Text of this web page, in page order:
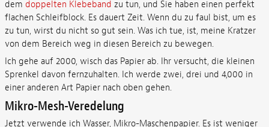
dem doppelten Klebeband zu tun, und Sie haben einen perfekt
flachen Schleifblock. Es dauert Zeit. Wenn du zu faul bist, um es
zu tun, wirst du nicht so gut sein. Was ich tue, ist, meine Kratzer
von dem Bereich weg in diesen Bereich zu bewegen.
Ich gehe auf 2000, wisch das Papier ab. Ihr versucht, die kleinen
Sprenkel davon fernzuhalten. Ich werde zwei, drei und 4,000 in
einer anderen Art Papier nach oben gehen.
Mikro-Mesh-Veredelung
Jetzt verwende ich Wasser, Mikro-Maschenpapier. Es ist weniger